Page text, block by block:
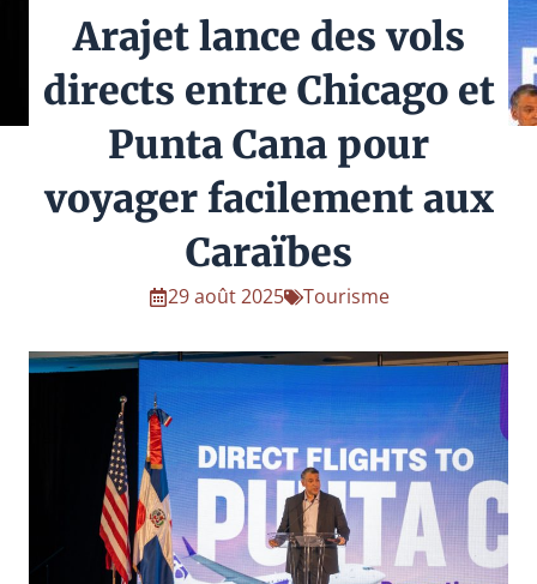
Arajet lance des vols
directs entre Chicago et
Punta Cana pour
voyager facilement aux
Caraïbes
29 août 2025 Tourisme